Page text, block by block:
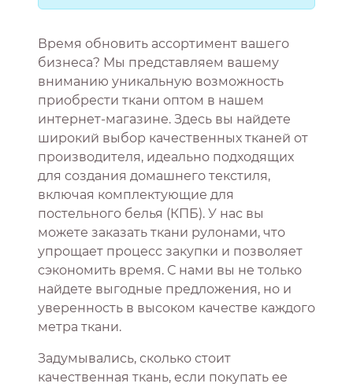
Время обновить ассортимент вашего
бизнеса? Мы представляем вашему
вниманию уникальную возможность
приобрести ткани оптом в нашем
интернет-магазине. Здесь вы найдете
широкий выбор качественных тканей от
производителя, идеально подходящих
для создания домашнего текстиля,
включая комплектующие для
постельного белья (КПБ). У нас вы
можете заказать ткани рулонами, что
упрощает процесс закупки и позволяет
сэкономить время. С нами вы не только
найдете выгодные предложения, но и
уверенность в высоком качестве каждого
метра ткани.
Задумывались, сколько стоит
качественная ткань, если покупать ее